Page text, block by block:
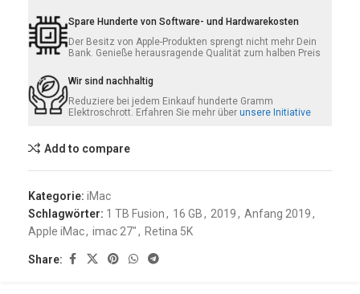
Spare Hunderte von Software- und Hardwarekosten
Der Besitz von Apple-Produkten sprengt nicht mehr Dein
Bank. Genieße herausragende Qualität zum halben Preis
Wir sind nachhaltig
Reduziere bei jedem Einkauf hunderte Gramm
Elektroschrott. Erfahren Sie mehr über unsere Initiative
Add to compare
Kategorie: iMac
Schlagwörter: 1 TB Fusion, 16 GB, 2019, Anfang 2019,
Apple iMac, imac 27", Retina 5K
Share: